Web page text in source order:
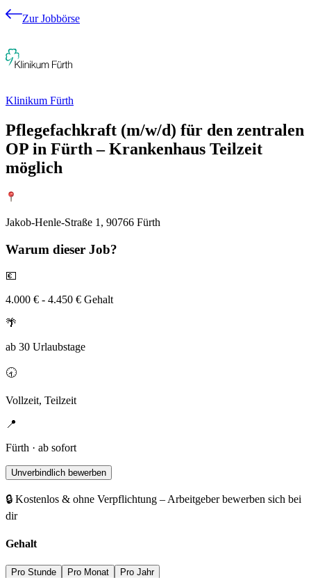
Zur Jobbörse
Klinikum Fürth
Pflegefachkraft (m/w/d) für den zentralen
OP in Fürth – Krankenhaus Teilzeit
möglich
Jakob-Henle-Straße 1, 90766 Fürth
Warum dieser Job?
💶
4.000 € - 4.450 € Gehalt
🌴
ab 30 Urlaubstage
🕣
Vollzeit, Teilzeit
📍
Fürth · ab sofort
Unverbindlich bewerben
🔒 Kostenlos & ohne Verpflichtung – Arbeitgeber bewerben sich bei
dir
Gehalt
Pro Stunde Pro Monat Pro Jahr